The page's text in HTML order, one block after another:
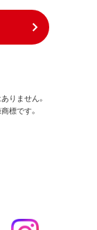
りません。
標です。